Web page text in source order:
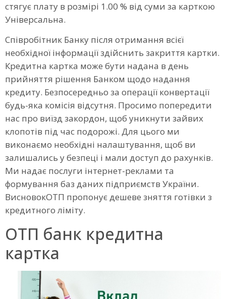
стягує плату в розмірі 1.00 % від суми за карткою
Універсальна.
Співробітник Банку після отримання всієї
необхідної інформації здійснить закриття картки.
Кредитна картка може бути надана в день
прийняття рішення Банком щодо надання
кредиту. Безпосередньо за операції конвертації
будь-яка комісія відсутня. Просимо попередити
нас про виїзд закордон, щоб уникнути зайвих
клопотів під час подорожі. Для цього ми
виконаємо необхідні налаштування, щоб ви
залишались у безпеці і мали доступ до рахунків.
Ми надає послуги інтернет-реклами та
формування баз даних підприємств України.
ВисновокОТП пропонує дешеве зняття готівки з
кредитного ліміту.
ОТП банк кредитна
картка